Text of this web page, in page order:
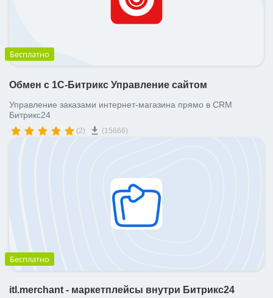
Бесплатно
Обмен с 1С-Битрикс Управление сайтом
Управление заказами интернет-магазина прямо в CRM
Битрикс24
(2) (15666)
Бесплатно
itl.merchant - маркетплейсы внутри Битрикс24